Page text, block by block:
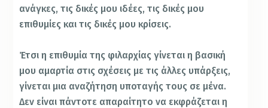
ανάγκες, τις δικές μου ιδέες, τις δικές μου
επιθυμίες και τις δικές μου κρίσεις.
Έτσι η επιθυμία της φιλαρχίας γίνεται η βασική
μου αμαρτία στις σχέσεις με τις άλλες υπάρξεις,
γίνεται μια αναζήτηση υποταγής τους σε μένα.
Δεν είναι πάντοτε απαραίτητο να εκφράζεται η